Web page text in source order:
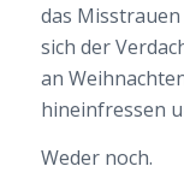
das
sich der
an
hineinfressen
Weder noch.